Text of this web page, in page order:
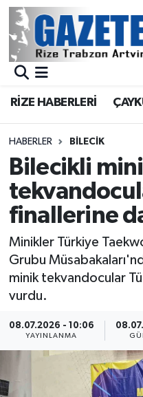
RİZE HABERLERİ
HABERLER BILECIK
Bilecikli
finallerine
Minikler Türkiye
Grubu
minik tekvandocular
vurdu.
08.07.2026 - 10:06
YAYINLANMA
BÖLGEMİZ
Asayiş
Rize Jandarma
Bilim Teknoloji
Advertising news
Canlı Maç
ÇEVRE
Dış Haberler
Merkez Nöbetçi
Merkez Trafik
Süper Lig Puan
Tüm Manşetler
Haber Arşivi